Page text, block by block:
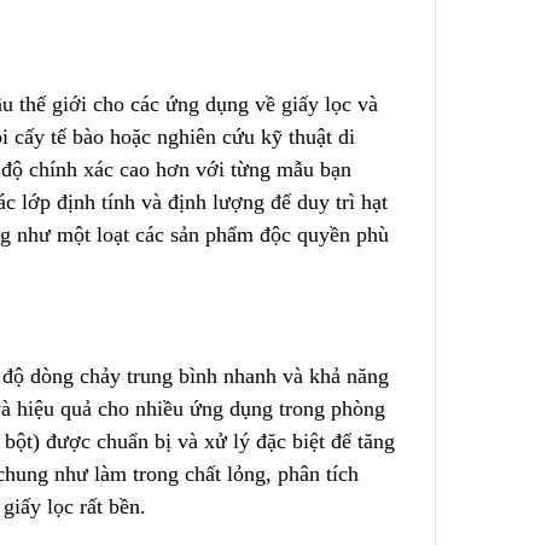
thế giới cho các ứng dụng về giấy lọc và
cấy tế bào hoặc nghiên cứu kỹ thuật di
chính xác cao hơn với từng mẫu bạn
lớp định tính và định lượng để duy trì hạt
một loạt các sản phẩm độc quyền phù
dòng chảy trung bình nhanh và khả năng
hiệu quả cho nhiều ứng dụng trong phòng
được chuẩn bị và xử lý đặc biệt để tăng
như làm trong chất lỏng, phân tích
lọc rất bền.
Không
200 Dài 500mm
Liên hệ
Hộp Lọc Giấy Carton Sóng
Lõi Lọc Bụi Pe Kết Nối Ren